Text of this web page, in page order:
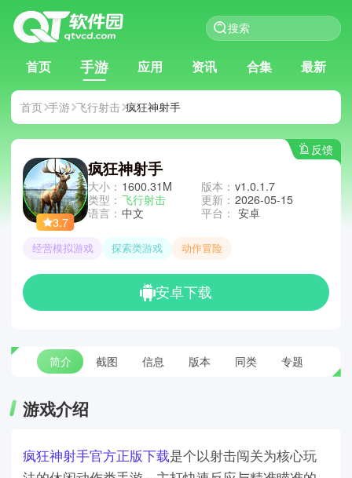
首页 手游 应用 资讯 合集 最新
首页 手游 飞行射击 疯狂神射手
反馈
3.7
疯狂神射手
大小： 1600.31M
类型： 飞行射击
语言： 中文
版本： v1.0.1.7
更新： 2026-05-15
平台： 安卓
经营模拟游戏 探索类游戏 动作冒险
安卓下载
简介 截图 信息 版本 同类 专题
游戏介绍
疯狂神射手官方正版下载是个以射击闯关为核心玩